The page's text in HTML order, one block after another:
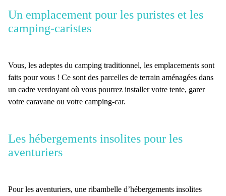
Un emplacement pour les puristes et les
camping-caristes
Vous, les adeptes du camping traditionnel, les emplacements sont
faits pour vous ! Ce sont des parcelles de terrain aménagées dans
un cadre verdoyant où vous pourrez installer votre tente, garer
votre caravane ou votre camping-car.
Les hébergements insolites pour les
aventuriers
Pour les aventuriers, une ribambelle d’hébergements insolites